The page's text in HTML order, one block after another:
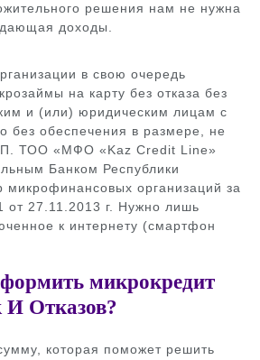
решения нам не нужна
доходы.
в свою очередь
на карту без отказа без
и (или) юридическим лицам с
без обеспечения в размере, не
ТОО «МФО «Kaz Credit Line»
Банком Республики
микрофинансовых организаций за
от 27.11.2013 г. Нужно лишь
к интернету (смартфон
микрокредит
И Отказов?
которая поможет решить